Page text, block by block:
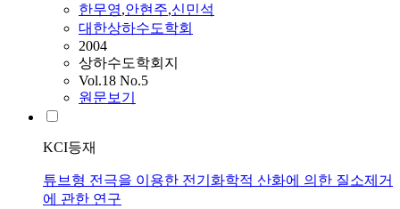
한무영,안현주,신민석
대한상하수도학회
2004
상하수도학회지
Vol.18 No.5
원문보기
KCI등재
튜브형 전극을 이용한 전기화학적 산화에 의한 질소제거
에 관한 연구